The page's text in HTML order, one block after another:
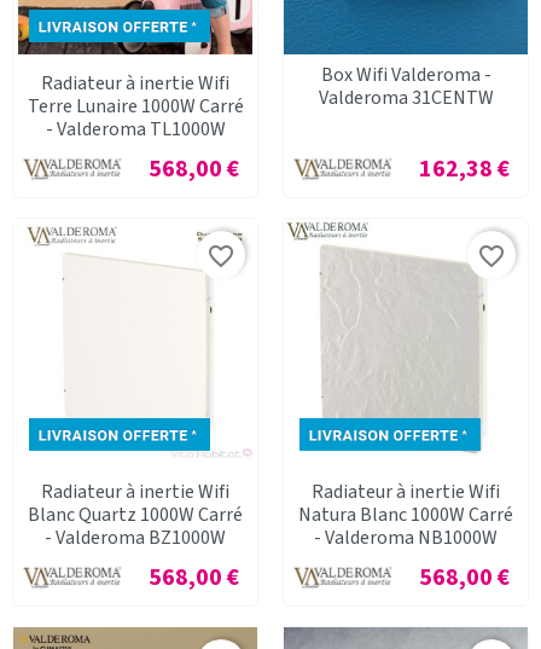
Radiateur à inertie Wifi
Terre Lunaire 1000W Carré
- Valderoma TL1000W
Prix
568,00 €
Box Wifi Valderoma -
Valderoma 31CENTW
Prix
162,38 €
Radiateur à inertie Wifi
Blanc Quartz 1000W Carré
- Valderoma BZ1000W
Prix
568,00 €
favorite_border
Radiateur à inertie Wifi
Natura Blanc 1000W Carré
- Valderoma NB1000W
Prix
568,00 €
favorite_border